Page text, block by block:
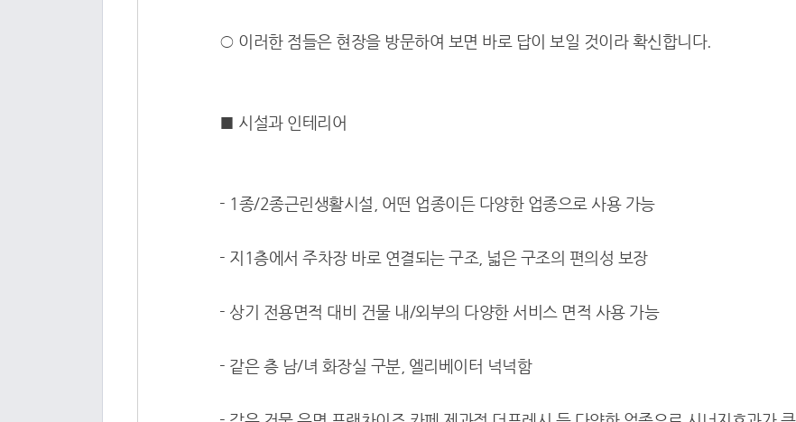
○ 이러한 점들은 현장을 방문하여 보면 바로 답이 보일 것이라 확신합니다.
■ 시설과 인테리어
- 1종/2종근린생활시설, 어떤 업종이든 다양한 업종으로 사용 가능
- 지1층에서 주차장 바로 연결되는 구조, 넓은 구조의 편의성 보장
- 상기 전용면적 대비 건물 내/외부의 다양한 서비스 면적 사용 가능
- 같은 층 남/녀 화장실 구분, 엘리베이터 넉넉함